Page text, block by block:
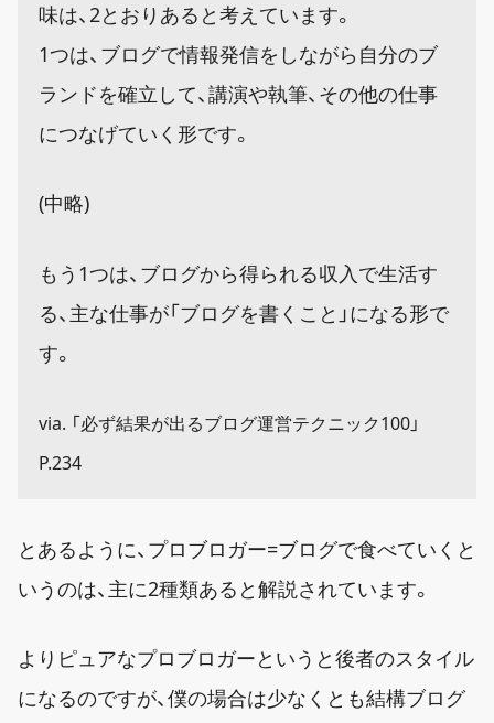
味は、2とおりあると考えています。
1つは、ブログで情報発信をしながら自分のブ
ランドを確立して、講演や執筆、その他の仕事
につなげていく形です。
(中略)
もう1つは、ブログから得られる収入で生活す
る、主な仕事が「ブログを書くこと」になる形で
す。
via. 「必ず結果が出るブログ運営テクニック100」
P.234
とあるように、プロブロガー=ブログで食べていくと
いうのは、主に2種類あると解説されています。
よりピュアなプロブロガーというと後者のスタイル
になるのですが、僕の場合は少なくとも結構ブログ